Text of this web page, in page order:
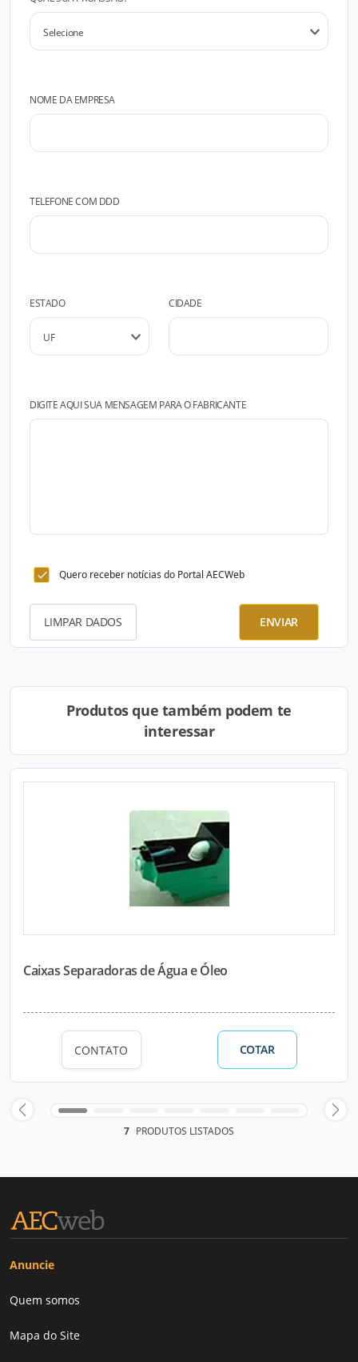
NOME DA EMPRESA
TELEFONE COM DDD
ESTADO CIDADE
DIGITE AQUI SUA MENSAGEM PARA O FABRICANTE
Quero receber notícias do Portal AECWeb
LIMPAR DADOS ENVIAR
Produtos que também podem te
interessar
Caixas Separadoras de Água e Óleo
CONTATO COTAR
7 PRODUTOS LISTADOS
Anuncie
Quem somos
Mapa do Site